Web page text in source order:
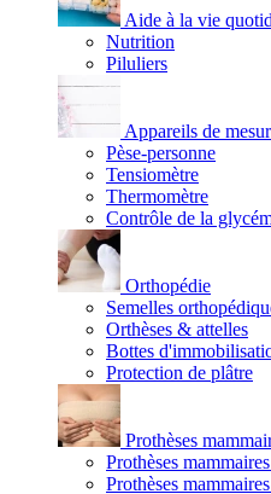
Aide à la vie
Nutrition
Piluliers
Appareils de
Pèse-personne
Tensiomètre
Thermomètre
Contrôle de la
Orthopédie
Semelles
Orthèses & attelles
Bottes
Protection de plâtre
Prothèses
Prothèses
Prothèses